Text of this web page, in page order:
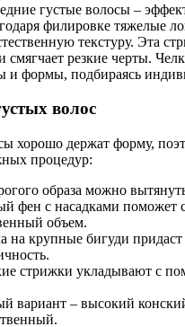
густые волосы –
филировке тяжелые
текстуру. Эта
смягчает резкие черты.
и формы, подбираясь
волос
хорошо держат форму,
процедур:
образа можно
фен с насадками поможет
объем.
на крупные бигуди придаст
стрижки укладывают с
вариант – высокий